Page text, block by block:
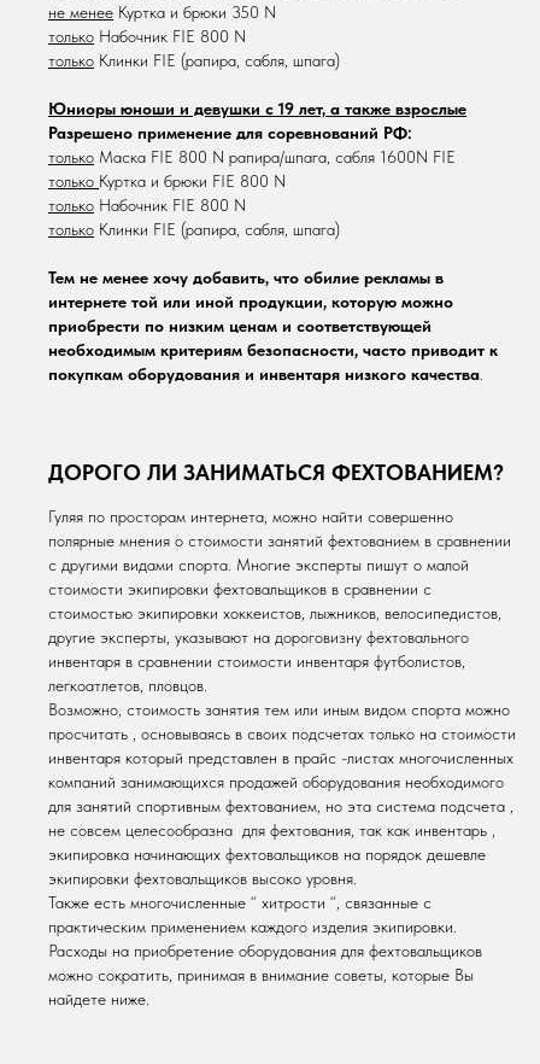
не менее Куртка и брюки 350 N
только Набочник FIE 800 N
только Клинки FIE (рапира, сабля, шпага)
Юниоры юноши и девушки с 19 лет, а также взрослые
Разрешено применение для соревнований РФ:
только Маска FIE 800 N рапира/шпага, сабля 1600N FIE
только Куртка и брюки FIE 800 N
только Набочник FIE 800 N
только Клинки FIE (рапира, сабля, шпага)
Тем не менее хочу добавить, что обилие рекламы в
интернете той или иной продукции, которую можно
приобрести по низким ценам и соответствующей
необходимым критериям безопасности, часто приводит к
покупкам оборудования и инвентаря низкого качества.
ДОРОГО ЛИ ЗАНИМАТЬСЯ ФЕХТОВАНИЕМ?
Гуляя по просторам интернета, можно найти совершенно
полярные мнения о стоимости занятий фехтованием в сравнении
с другими видами спорта. Многие эксперты пишут о малой
стоимости экипировки фехтовальщиков в сравнении с
стоимостью экипировки хоккеистов, лыжников, велосипедистов,
другие эксперты, указывают на дороговизну фехтовального
инвентаря в сравнении стоимости инвентаря футболистов,
легкоатлетов, пловцов.
Возможно, стоимость занятия тем или иным видом спорта можно
просчитать , основываясь в своих подсчетах только на стоимости
инвентаря который представлен в прайс -листах многочисленных
компаний занимающихся продажей оборудования необходимого
для занятий спортивным фехтованием, но эта система подсчета ,
не совсем целесообразна для фехтования, так как инвентарь ,
экипировка начинающих фехтовальщиков на порядок дешевле
экипировки фехтовальщиков высоко уровня.
Также есть многочисленные “ хитрости “, связанные с
практическим применением каждого изделия экипировки.
Расходы на приобретение оборудования для фехтовальщиков
можно сократить, принимая в внимание советы, которые Вы
найдете ниже.